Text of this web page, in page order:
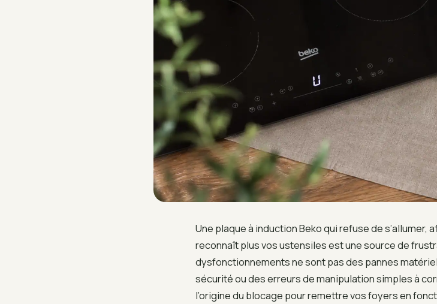
Une plaque à induction Beko qui refuse de
reconnaît plus vos ustensiles est une source de
dysfonctionnements ne sont pas des pannes
sécurité ou des erreurs de manipulation simples à
l’origine du blocage pour remettre vos foyers en